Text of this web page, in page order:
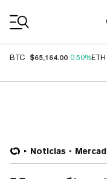
BTC $65,164.00 0.50%ETH
Noticias